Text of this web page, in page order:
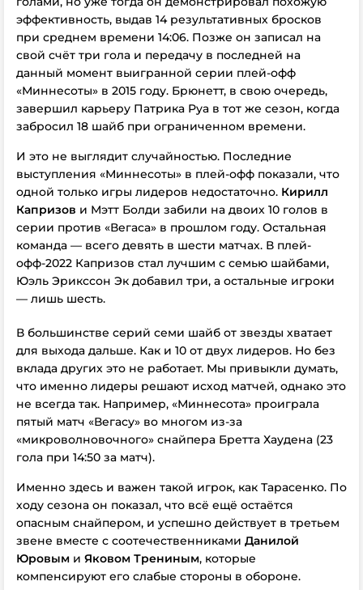
эффективность, выдав 14 результативных бросков
при среднем времени 14:06. Позже он записал на
свой счёт три гола и передачу в последней на
данный момент выигранной серии плей-офф
«Миннесоты» в 2015 году. Брюнетт, в свою очередь,
завершил карьеру Патрика Руа в тот же сезон, когда
забросил 18 шайб при ограниченном времени.
И это не выглядит случайностью. Последние
выступления «Миннесоты» в плей-офф показали, что
одной только игры лидеров недостаточно. Кирилл
Капризов и Мэтт Болди забили на двоих 10 голов в
серии против «Вегаса» в прошлом году. Остальная
команда — всего девять в шести матчах. В плей-
офф-2022 Капризов стал лучшим с семью шайбами,
Юэль Эрикссон Эк добавил три, а остальные игроки
— лишь шесть.
В большинстве серий семи шайб от звезды хватает
для выхода дальше. Как и 10 от двух лидеров. Но без
вклада других это не работает. Мы привыкли думать,
что именно лидеры решают исход матчей, однако это
не всегда так. Например, «Миннесота» проиграла
пятый матч «Вегасу» во многом из-за
«микроволновочного» снайпера Бретта Хаудена (23
гола при 14:50 за матч).
Именно здесь и важен такой игрок, как Тарасенко. По
ходу сезона он показал, что всё ещё остаётся
опасным снайпером, и успешно действует в третьем
звене вместе с соотечественниками Данилой
Юровым и Яковом Трениным, которые
компенсируют его слабые стороны в обороне.